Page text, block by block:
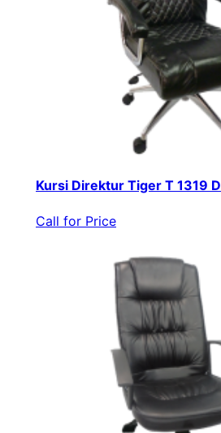
Kursi Direktur Tiger T 1319 D
Call for Price